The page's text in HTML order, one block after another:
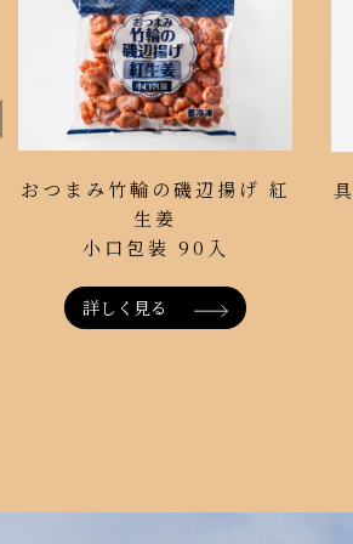
おつまみ竹輪の磯辺揚げ 紅
生姜
小口包装 90入
詳しく見る